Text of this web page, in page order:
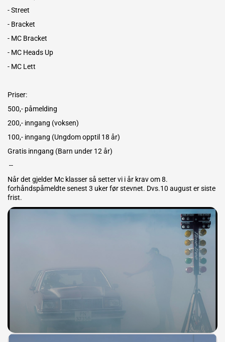
- Street
- Bracket
- MC Bracket
- MC Heads Up
- MC Lett
Priser:
500,- påmelding
200,- inngang (voksen)
100,- inngang (Ungdom opptil 18 år)
Gratis inngang (Barn under 12 år)
--
Når det gjelder Mc klasser så setter vi i år krav om 8.
forhåndspåmeldte senest 3 uker før stevnet. Dvs.10 august er siste
frist.